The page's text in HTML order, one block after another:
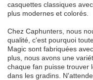
casquettes classiques
plus modernes et colorés.
Chez Caphunters, nous
qualité, c'est pourquoi
Magic sont fabriquées
plus, nous avons une
chaque fan puisse trouver
dans les gradins.